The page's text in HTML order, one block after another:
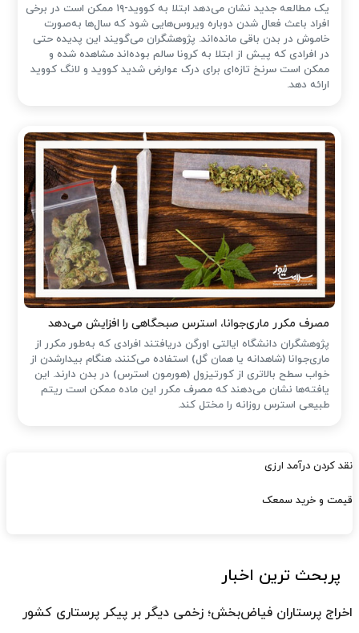
یک مطالعه جدید نشان می‌دهد ابتلا به کووید-۱۹ ممکن است در برخی
افراد باعث فعال شدن دوباره ویروس‌هایی شود که سال‌ها به‌صورت
خاموش در بدن باقی مانده‌اند. پژوهشگران می‌گویند این پدیده حتی
در افرادی که پیش از ابتلا به کرونا سالم بوده‌اند مشاهده شده و
ممکن است سرنخ تازه‌ای برای درک عوارض شدید کووید و لانگ کووید
ارائه دهد.
مصرف مکرر ماری‌جوانا، استرس صبحگاهی را افزایش می‌دهد
پژوهشگران دانشگاه ایالتی اورگن دریافتند افرادی که به‌طور مکرر از
ماری‌جوانا (شاهدانه یا همان گل) استفاده می‌کنند، هنگام بیدارشدن از
خواب سطح بالاتری از کورتیزول (هورمون استرس) در بدن دارند. این
یافته‌ها نشان می‌دهند که مصرف مکرر این ماده ممکن است ریتم
طبیعی استرس روزانه را مختل کند.
نقد کردن درآمد ارزی
قیمت و خرید سمعک
پربحث ترین اخبار
اخراج پرستاران فیاض‌بخش؛ زخمی دیگر بر پیکر پرستاری کشور